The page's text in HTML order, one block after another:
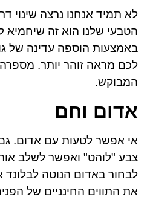
לא תמיד אנחנו נרצה שינוי
הטבעי שלנו הוא זה שיחמיא
באמצעות הוספה עדינה של
לכם מראה זוהר יותר.
המבוקש.
אדום וחם
אי אפשר לטעות עם אדום.
צבע "לוהט" ואפשר לשלב
לבחור באדום הנוטה לבלונד
את התווים החינניים של